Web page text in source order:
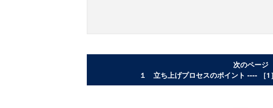
次のページ
１ 立ち上げプロセスのポイント ---- ［1